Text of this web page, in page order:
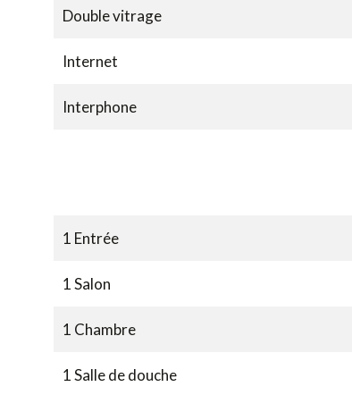
Double vitrage
Internet
Interphone
1 Entrée
1 Salon
1 Chambre
1 Salle de douche